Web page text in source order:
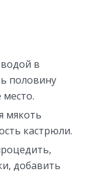
в
половину
место.
мякоть
кастрюли.
добавить